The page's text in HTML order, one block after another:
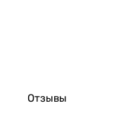
Отзывы